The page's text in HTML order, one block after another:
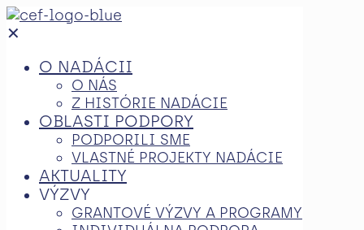
✕
O NADÁCII
O NÁS
Z HISTÓRIE NADÁCIE
OBLASTI PODPORY
PODPORILI SME
VLASTNÉ PROJEKTY NADÁCIE
AKTUALITY
VÝZVY
GRANTOVÉ VÝZVY A PROGRAMY